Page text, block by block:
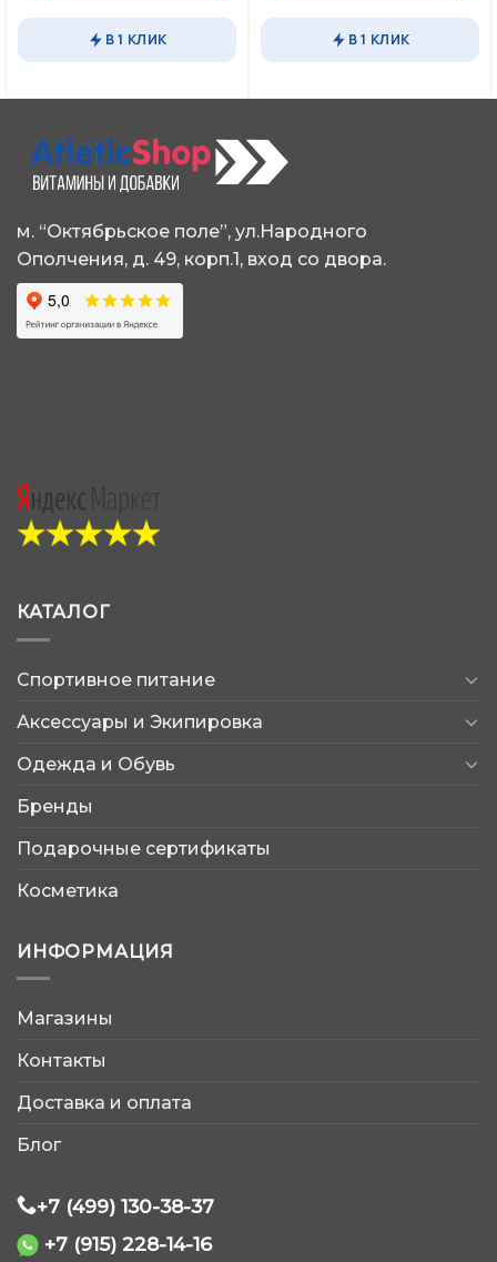
вариаций.
можно
выбрать
на
товара.
В 1 КЛИК
вариаций.
можно
выбрать
товара.
В 1 КЛИК
м. “Октябрьское поле”, ул.Народного
Ополчения, д. 49, корп.1, вход со двора.
КАТАЛОГ
Спортивное питание
Аксессуары и Экипировка
Одежда и Обувь
Бренды
Подарочные сертификаты
Косметика
ИНФОРМАЦИЯ
Магазины
Контакты
Доставка и оплата
Блог
+7 (499) 130-38-37
+7 (915) 228-14-16